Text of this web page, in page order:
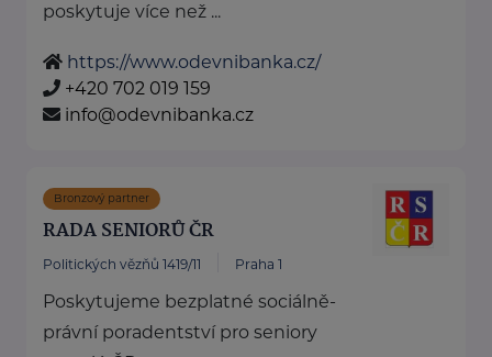
poskytuje více než ...
https://www.odevnibanka.cz/
+420 702 019 159
info@odevnibanka.cz
Bronzový partner
RADA SENIORŮ ČR
Politických vězňů 1419/11 Praha 1
Poskytujeme bezplatné sociálně-
právní poradentství pro seniory